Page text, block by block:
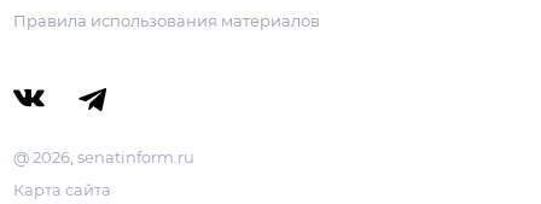
Правила использования материалов
@ 2026, senatinform.ru
Карта сайта